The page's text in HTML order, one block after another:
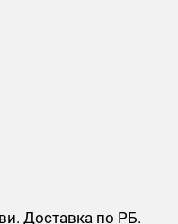
Доставка по РБ.